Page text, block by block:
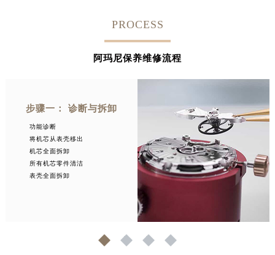
PROCESS
阿玛尼保养维修流程
步骤一： 诊断与拆卸
功能诊断
将机芯从表壳移出
机芯全面拆卸
所有机芯零件清洁
表壳全面拆卸
1 2 3 4